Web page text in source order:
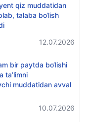
qiz muddatidan
talaba bo‘lish
12.07.2026
bir paytda bo‘lishi
ta’limni
muddatidan avval
10.07.2026